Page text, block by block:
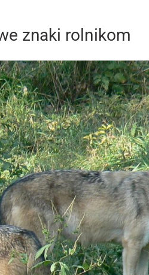
znaki rolnikom